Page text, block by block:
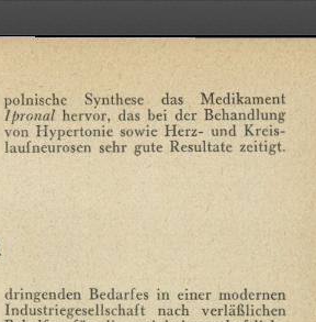
polnische Synthese das Medikament
Ipronal hervor, das bei der Behandlung
von Hypertonie sowie Herz- und Kreis¬
laufneurosen sehr gute Resultate zeitigt.
dringenden Bedarfes in einer modernen
Industriegesellschaft nach verläßlichen